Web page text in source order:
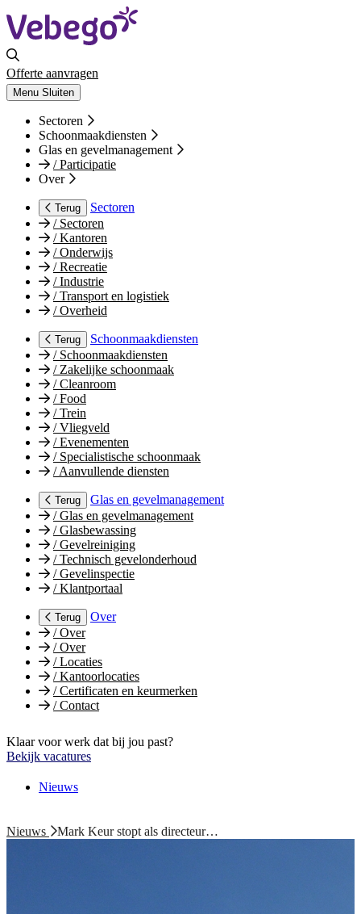
Offerte aanvragen
Menu Sluiten
Sectoren
Schoonmaakdiensten
Glas en gevelmanagement
/Participatie
Over
Terug
Sectoren
/Sectoren
/Kantoren
/Onderwijs
/Recreatie
/Industrie
/Transport en logistiek
/Overheid
Terug
Schoonmaakdiensten
/Schoonmaakdiensten
/Zakelijke schoonmaak
/Cleanroom
/Food
/Trein
/Vliegveld
/Evenementen
/Specialistische schoonmaak
/Aanvullende diensten
Terug
Glas en gevelmanagement
/Glas en gevelmanagement
/Glasbewassing
/Gevelreiniging
/Technisch gevelonderhoud
/Gevelinspectie
/Klantportaal
Terug
Over
/Over
/Over
/Locaties
/Kantoorlocaties
/Certificaten en keurmerken
/Contact
Klaar voor werk dat bij jou past?
Bekijk vacatures
Nieuws
Nieuws Mark Keur stopt als directeur…